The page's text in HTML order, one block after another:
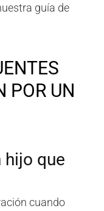
guía de
POR UN
hijo que
cuando